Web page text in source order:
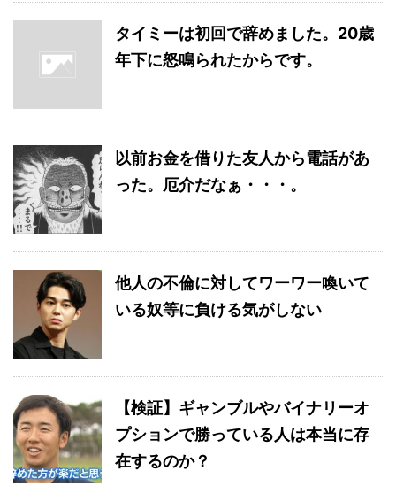
タイミーは初回で辞めました。20歳
年下に怒鳴られたからです。
以前お金を借りた友人から電話があ
った。厄介だなぁ・・・。
他人の不倫に対してワーワー喚いて
いる奴等に負ける気がしない
【検証】ギャンブルやバイナリーオ
プションで勝っている人は本当に存
在するのか？